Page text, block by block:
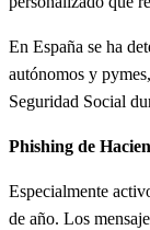
En España se ha
autónomos y
Seguridad Social
Phishing de
Especialmente
de año. Los